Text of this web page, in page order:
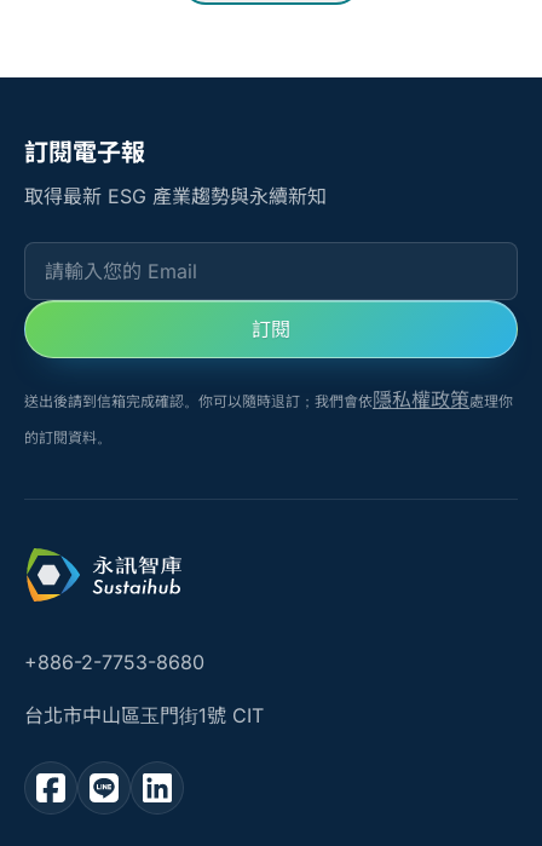
訂閱電子報
取得最新 ESG 產業趨勢與永續新知
請輸入您的 Email
訂閱
送出後請到信箱完成確認。你可以隨時退訂；我們會依隱私權政策處理你
的訂閱資料。
+886-2-7753-8680
台北市中山區玉門街1號 CIT